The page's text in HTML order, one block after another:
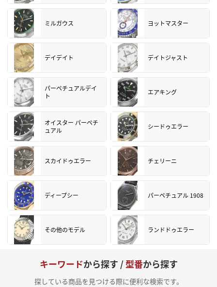
ミルガウス ヨットマスター
デイデイト デイトジャスト
パーペチュアルデイ
ト
エアキング
オイスター パーペチ
ュアル
シードゥエラー
スカイドゥエラー チェリーニ
ディープシー パーペチュアル 1908
その他のモデル ランドドゥエラー
キーワードから探す /型番から探す
探している商品を見つける際に便利な検索です。